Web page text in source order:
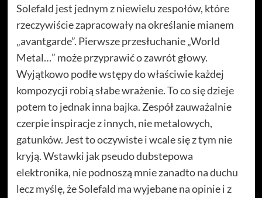
Solefald jest jednym z niewielu zespołów, które
rzeczywiście zapracowały na określanie mianem
„avantgarde”. Pierwsze przesłuchanie „World
Metal…” może przyprawić o zawrót głowy.
Wyjątkowo podłe wstępy do właściwie każdej
kompozycji robią słabe wrażenie. To co się dzieje
potem to jednak inna bajka. Zespół zauważalnie
czerpie inspiracje z innych, nie metalowych,
gatunków. Jest to oczywiste i wcale się z tym nie
kryją. Wstawki jak pseudo dubstepowa
elektronika, nie podnoszą mnie zanadto na duchu
lecz myślę, że Solefald ma wyjebane na opinie i z